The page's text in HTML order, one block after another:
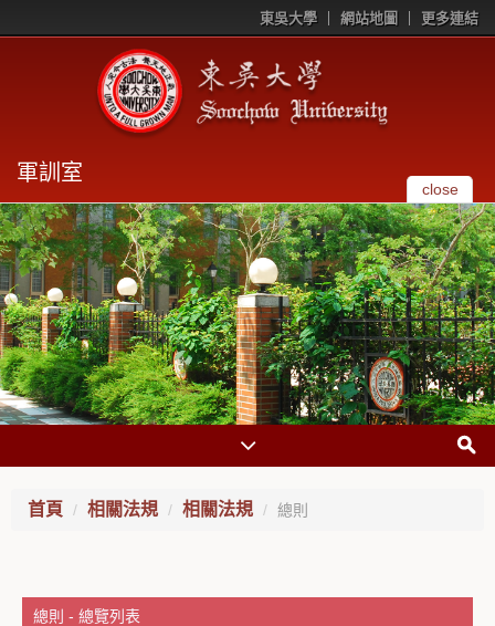
東吳大學 網站地圖 更多連結
軍訓室
close
首頁 相關法規 相關法規 總則
總則 - 總覽列表